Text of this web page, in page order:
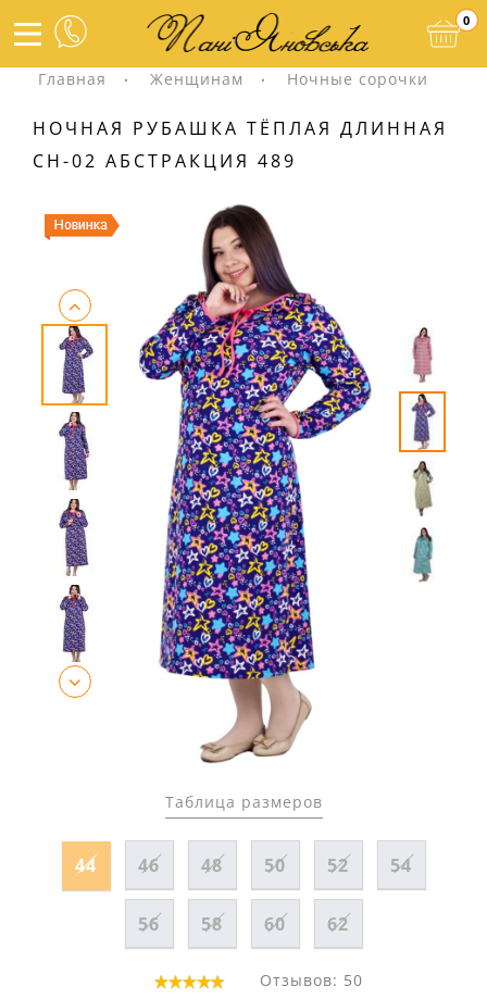
0
Главная Женщинам Ночные сорочки
НОЧНАЯ РУБАШКА ТЁПЛАЯ ДЛИННАЯ
СН-02 АБСТРАКЦИЯ 489
Таблица размеров
44 46 48 50 52 54
56 58 60 62
Отзывов: 50